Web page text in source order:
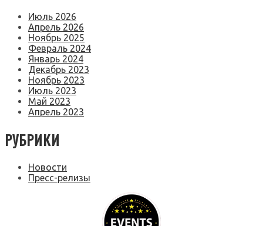
Июль 2026
Апрель 2026
Ноябрь 2025
Февраль 2024
Январь 2024
Декабрь 2023
Ноябрь 2023
Июль 2023
Май 2023
Апрель 2023
РУБРИКИ
Новости
Пресс-релизы